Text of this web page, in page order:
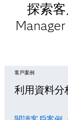
探索
客戶案例
利用資料分